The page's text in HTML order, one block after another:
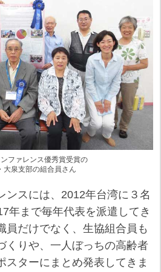
ファレンス優秀賞受賞の
大泉支部の組合員さん
ンスには、2012年台湾に３名
年まで毎年代表を派遣してき
員だけでなく、生協組合員も
くりや、一人ぼっちの高齢者
スターにまとめ発表してきま